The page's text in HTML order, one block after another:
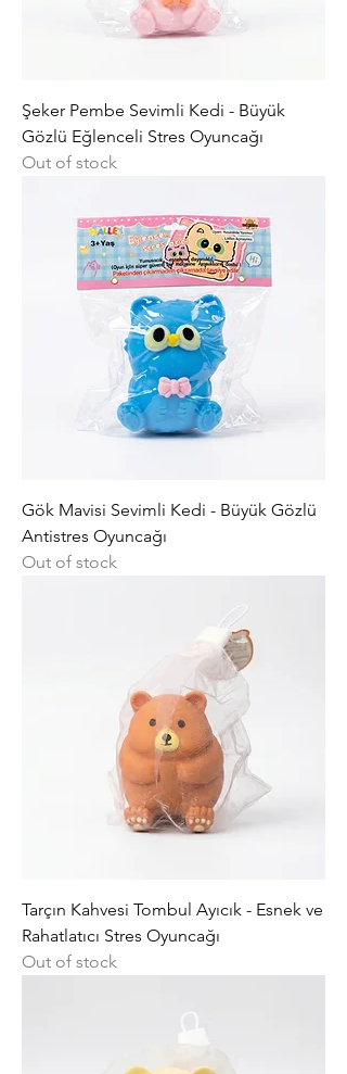
Şeker Pembe Sevimli Kedi - Büyük
Gözlü Eğlenceli Stres Oyuncağı
Out of stock
Gök Mavisi Sevimli Kedi - Büyük Gözlü
Antistres Oyuncağı
Out of stock
Tarçın Kahvesi Tombul Ayıcık - Esnek ve
Rahatlatıcı Stres Oyuncağı
Out of stock